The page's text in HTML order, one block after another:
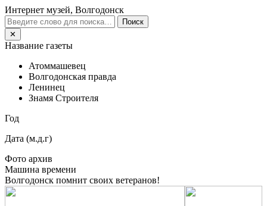
Интернет музей, Волгодонск
Поиск
✕
Название газеты
Атоммашевец
Волгодонская правда
Ленинец
Знамя Строителя
Год
Дата (м.д.г)
Фото архив
Машина времени
Волгодонск помнит своих ветеранов!